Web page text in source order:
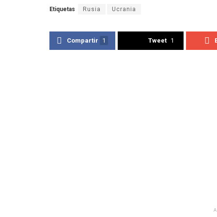
Etiquetas Rusia Ucrania
Compartir 1 Tweet 1